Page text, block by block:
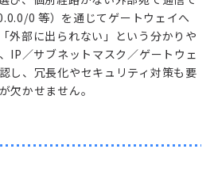
0 等）を通じてゲートウェイへ
外部に出られない」という分かりや
IP／サブネットマスク／ゲートウェ
し、冗長化やセキュリティ対策も要
欠かせません。